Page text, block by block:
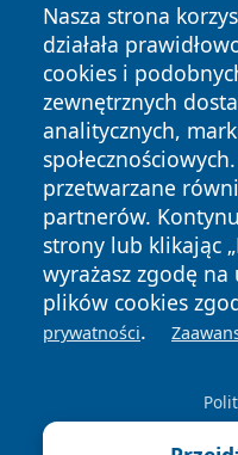
Nasza strona
działała
cookies i
zewnętrznych
analitycznych,
przetwarzane
partnerów.
strony lub klikając
wyrażasz zgodę
plików cookies
prywatności.
Copyright © 2026
News Autorzy